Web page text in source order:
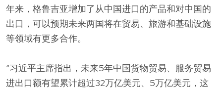
年来，格鲁吉亚增加了从中国进口的产品和对中国的
出口，可以预期未来两国将在贸易、旅游和基础设施
等领域有更多合作。
“习近平主席指出，未来5年中国货物贸易、服务贸易
进出口额有望累计超过32万亿美元、5万亿美元，这